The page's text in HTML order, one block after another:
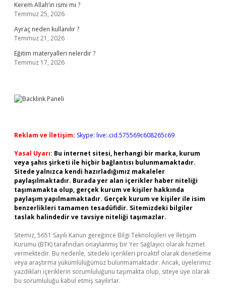
Kerem Allah’ın ismi mi ?
Temmuz 25, 2026
Ayraç neden kullanılır ?
Temmuz 21, 2026
Eğitim materyalleri nelerdir ?
Temmuz 17, 2026
Reklam ve İletişim: Skype: live:.cid.575569c608265c69
Yasal Uyarı: Bu internet sitesi, herhangi bir marka, kurum
veya şahıs şirketi ile hiçbir bağlantısı bulunmamaktadır.
Sitede yalnızca kendi hazırladığımız makaleler
paylaşılmaktadır. Burada yer alan içerikler haber niteliği
taşımamakta olup, gerçek kurum ve kişiler hakkında
paylaşım yapılmamaktadır. Gerçek kurum ve kişiler ile isim
benzerlikleri tamamen tesadüfidir. Sitemizdeki bilgiler
taslak halindedir ve tavsiye niteliği taşımazlar.
Sitemiz, 5651 Sayılı Kanun gereğince Bilgi Teknolojileri ve İletişim
Kurumu (BTK) tarafından onaylanmış bir Yer Sağlayıcı olarak hizmet
vermektedir. Bu nedenle, sitedeki içerikleri proaktif olarak denetleme
veya araştırma yükümlülüğümüz bulunmamaktadır. Ancak, üyelerimiz
yazdıkları içeriklerin sorumluluğunu taşımakta olup, siteye üye olarak
bu sorumluluğu kabul etmiş sayılırlar.